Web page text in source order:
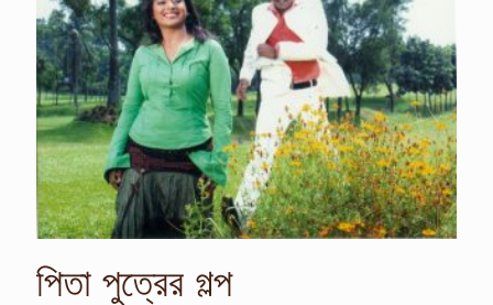
পিতা পুত্রের গল্প